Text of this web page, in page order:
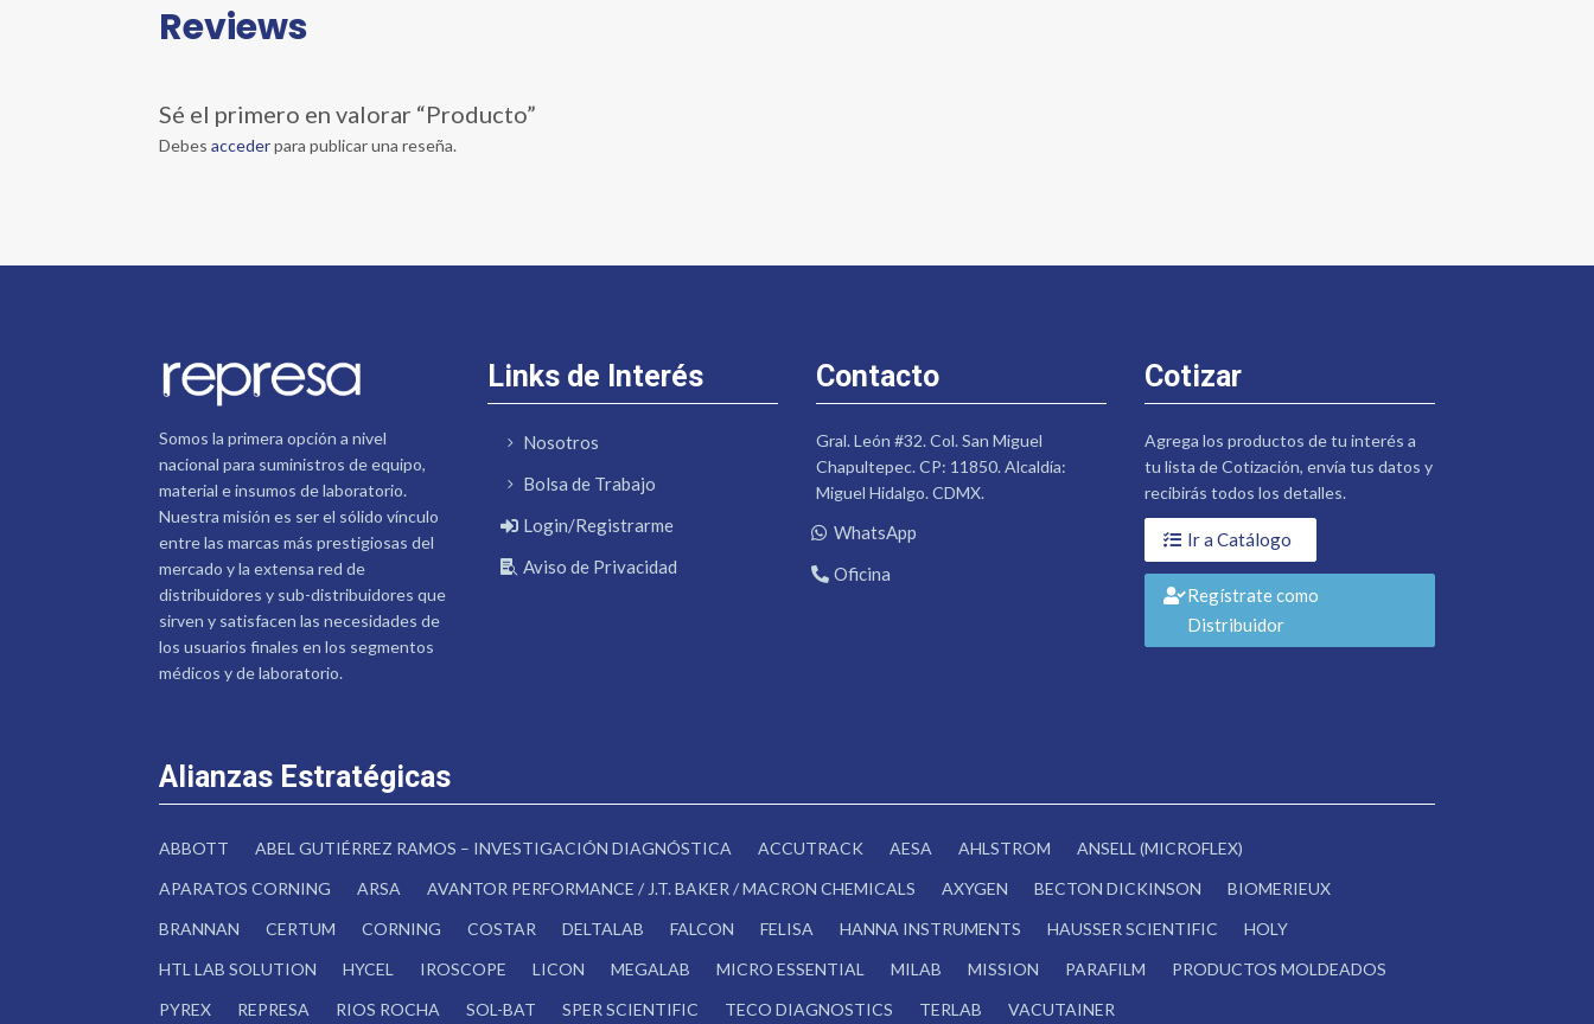
Reviews
Sé el primero en valorar “Producto”
Debesaccederpara publicar una reseña.
Somos la primera opción a nivel
nacional para suministros de equipo,
material e insumos de laboratorio.
Nuestra misión es ser el sólido vínculo
entre las marcas más prestigiosas del
mercado y la extensa red de
distribuidores y sub-distribuidores que
sirven y satisfacen las necesidades de
los usuarios finales en los segmentos
médicos y de laboratorio.
Links de Interés
Nosotros
Bolsa de Trabajo
Login/Registrarme
Aviso de Privacidad
Contacto
Gral. León #32. Col. San Miguel
Chapultepec. CP: 11850. Alcaldía:
Miguel Hidalgo. CDMX.
WhatsApp
Oficina
Cotizar
Agrega los productos de tu interés a
tu lista de Cotización, envía tus datos y
recibirás todos los detalles.
Ir a Catálogo
Regístrate como
Distribuidor
Alianzas Estratégicas
ABBOTT ABEL GUTIÉRREZ RAMOS – INVESTIGACIÓN DIAGNÓSTICA ACCUTRACK AESA AHLSTROM
ANSELL (MICROFLEX)
APARATOS CORNING
ARSA AVANTOR PERFORMANCE / J.T. BAKER / MACRON CHEMICALS AXYGEN BECTON DICKINSON
BIOMERIEUX
BRANNAN
CERTUM CORNING COSTAR DELTALAB FALCON FELISA HANNA INSTRUMENTS HAUSSER SCIENTIFIC
HOLY
HTL LAB SOLUTION
HYCEL IROSCOPE LICON MEGALAB MICRO ESSENTIAL MILAB MISSION PARAFILM
PRODUCTOS MOLDEADOS
PYREX
REPRESA RIOS ROCHA SOL-BAT SPER SCIENTIFIC TECO DIAGNOSTICS TERLAB VACUTAINER